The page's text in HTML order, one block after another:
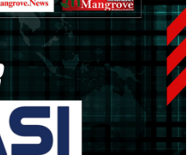
baca 1 menit
Keterampilan
Harmoni School